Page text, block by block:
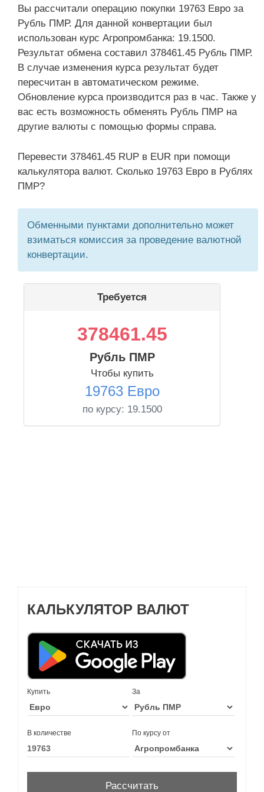
Вы рассчитали операцию покупки 19763 Евро за
Рубль ПМР. Для данной конвертации был
использован курс Агропромбанка: 19.1500.
Результат обмена составил 378461.45 Рубль ПМР.
В случае изменения курса результат будет
пересчитан в автоматическом режиме.
Обновление курса производится раз в час. Также у
вас есть возможность обменять Рубль ПМР на
другие валюты с помощью формы справа.
Перевести 378461.45 RUP в EUR при помощи
калькулятора валют. Сколько 19763 Евро в Рублях
ПМР?
Обменными пунктами дополнительно может
взиматься комиссия за проведение валютной
конвертации.
Требуется
378461.45
Рубль ПМР
Чтобы купить
19763 Евро
по курсу: 19.1500
КАЛЬКУЛЯТОР ВАЛЮТ
Купить За
В количестве По курсу от